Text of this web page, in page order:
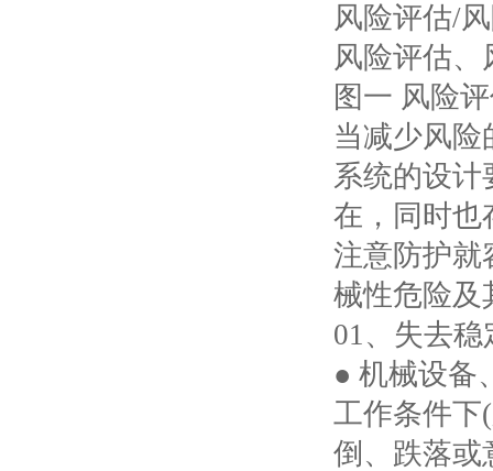
风险评估/
风险评估
图一 风险
当减少风
系统的设
在，同时也
注意防护就
械性危险及
01、失去
● 机械设备
工作条件下
倒、跌落或